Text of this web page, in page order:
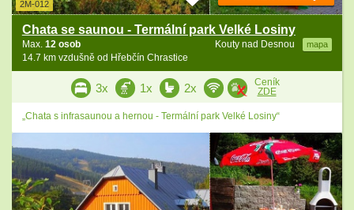
2M-012
Chata se saunou - Termální park Velké Losiny
Kouty nad Desnou mapa
Max. 12 osob
14.7 km vzdušně od Hřebčín Chrastice
3x 1x 2x
Ceník
ZDE
„Chata s infrasaunou a hernou - Termální park Velké Losiny“